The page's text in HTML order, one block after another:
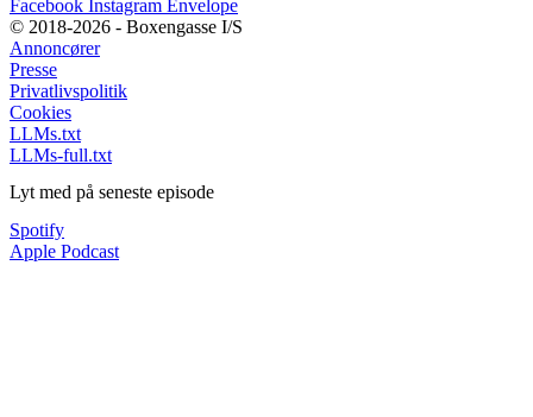
Facebook Instagram Envelope
© 2018-2026 - Boxengasse I/S
Annoncører
Presse
Privatlivspolitik
Cookies
LLMs.txt
LLMs-full.txt
Lyt med på seneste episode
Spotify
Apple Podcast